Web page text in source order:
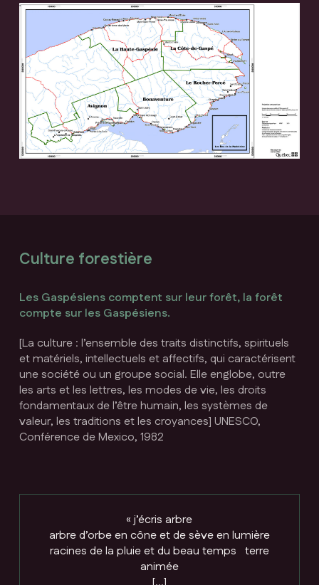
Culture forestière
Les Gaspésiens comptent sur leur forêt, la forêt
compte sur les Gaspésiens.
[La culture : l’ensemble des traits distinctifs, spirituels
et matériels, intellectuels et affectifs, qui caractérisent
une société ou un groupe social. Elle englobe, outre
les arts et les lettres, les modes de vie, les droits
fondamentaux de l’être humain, les systèmes de
valeur, les traditions et les croyances] UNESCO,
Conférence de Mexico, 1982
« j’écris arbre
arbre d’orbe en cône et de sève en lumière
racines de la pluie et du beau temps terre
animée